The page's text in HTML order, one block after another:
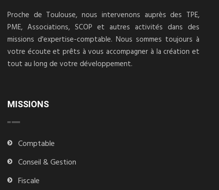
Proche de Toulouse, nous intervenons auprès des TPE,
PME, Associations, SCOP et autres activités dans des
missions d'expertise-comptable. Nous sommes toujours à
votre écoute et prêts à vous accompagner à la création et
tout au long de votre développement.
MISSIONS
Comptable
Conseil & Gestion
Fiscale